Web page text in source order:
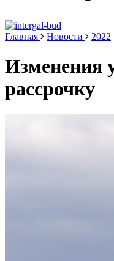
Главная Новости 2022
Изменения
рассрочку